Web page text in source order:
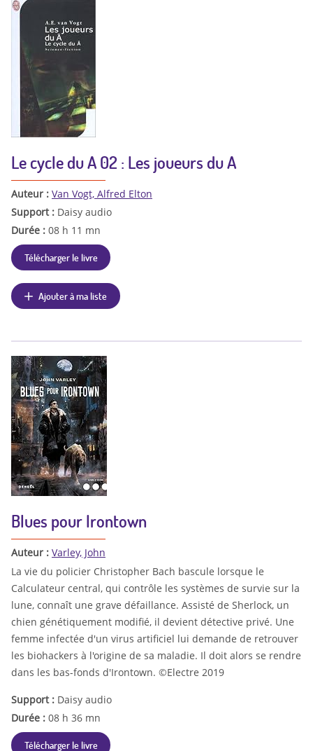
Le cycle du A 02 : Les joueurs du A
Auteur : Van Vogt, Alfred Elton
Support : Daisy audio
Durée : 08 h 11 mn
Télécharger le livre
Ajouter à ma liste
Blues pour Irontown
Auteur : Varley, John
La vie du policier Christopher Bach bascule lorsque le
Calculateur central, qui contrôle les systèmes de survie sur la
lune, connaît une grave défaillance. Assisté de Sherlock, un
chien génétiquement modifié, il devient détective privé. Une
femme infectée d'un virus artificiel lui demande de retrouver
les biohackers à l'origine de sa maladie. Il doit alors se rendre
dans les bas-fonds d'Irontown. ©Electre 2019
Support : Daisy audio
Durée : 08 h 36 mn
Télécharger le livre